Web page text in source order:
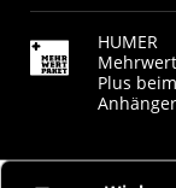
HUMER
Plus beim